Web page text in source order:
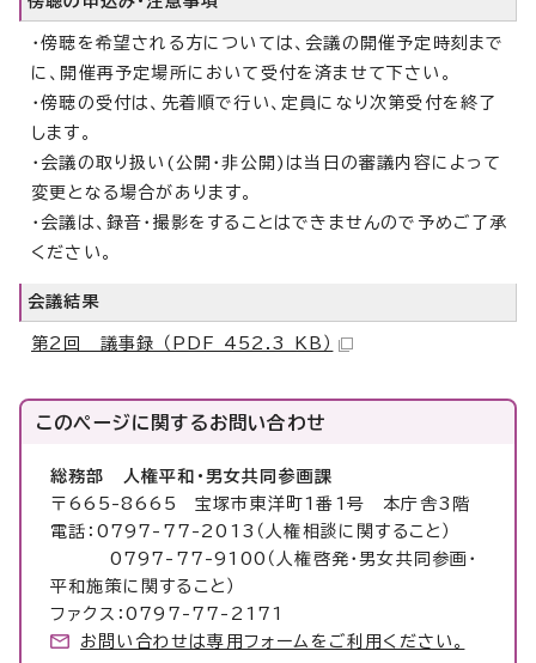
・傍聴を希望される方については、会議の開催予定時刻まで
に、開催再予定場所において受付を済ませて下さい。
・傍聴の受付は、先着順で行い、定員になり次第受付を終了
します。
・会議の取り扱い(公開・非公開)は当日の審議内容によって
変更となる場合があります。
・会議は、録音・撮影をすることはできませんので予めご了承
ください。
会議結果
第2回 議事録 （PDF 452.3 KB）
このページに関するお問い合わせ
総務部 人権平和・男女共同参画課
〒665-8665 宝塚市東洋町1番1号 本庁舎3階
電話：0797-77-2013（人権相談に関すること）
0797-77-9100（人権啓発・男女共同参画・
平和施策に関すること）
ファクス：0797-77-2171
お問い合わせは専用フォームをご利用ください。